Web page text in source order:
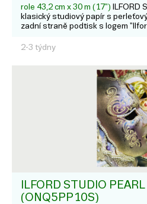
role 43,2 cm x 30 m (17")
ILFORD
klasický studiový papír s
zadní straně podtisk s logem
2-3 týdny
ILFORD STUDIO
(ONQ5PP10S)